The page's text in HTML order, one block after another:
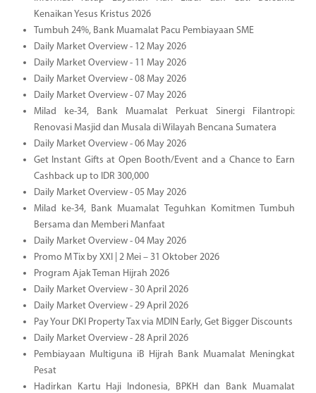
Kenaikan Yesus Kristus 2026
Tumbuh 24%, Bank Muamalat Pacu Pembiayaan SME
Daily Market Overview - 12 May 2026
Daily Market Overview - 11 May 2026
Daily Market Overview - 08 May 2026
Daily Market Overview - 07 May 2026
Milad ke-34, Bank Muamalat Perkuat Sinergi Filantropi:
Renovasi Masjid dan Musala di Wilayah Bencana Sumatera
Daily Market Overview - 06 May 2026
Get Instant Gifts at Open Booth/Event and a Chance to Earn
Cashback up to IDR 300,000
Daily Market Overview - 05 May 2026
Milad ke-34, Bank Muamalat Teguhkan Komitmen Tumbuh
Bersama dan Memberi Manfaat
Daily Market Overview - 04 May 2026
Promo M Tix by XXI | 2 Mei – 31 Oktober 2026
Program Ajak Teman Hijrah 2026
Daily Market Overview - 30 April 2026
Daily Market Overview - 29 April 2026
Pay Your DKI Property Tax via MDIN Early, Get Bigger Discounts
Daily Market Overview - 28 April 2026
Pembiayaan Multiguna iB Hijrah Bank Muamalat Meningkat
Pesat
Hadirkan Kartu Haji Indonesia, BPKH dan Bank Muamalat